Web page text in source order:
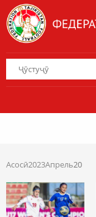
Асосӣ2023Апрель20